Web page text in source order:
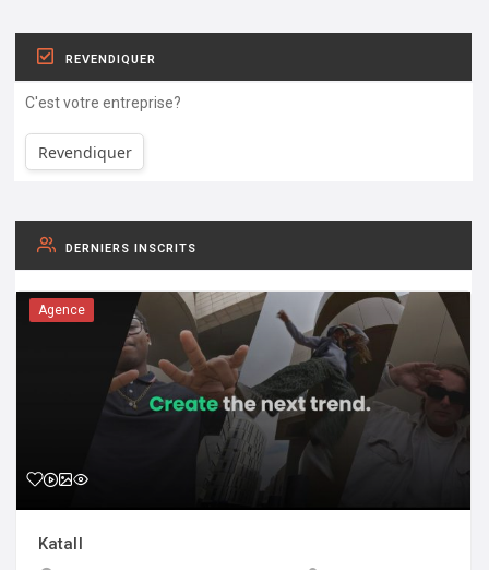
REVENDIQUER
C'est votre entreprise?
Revendiquer
DERNIERS INSCRITS
Agence
Katall